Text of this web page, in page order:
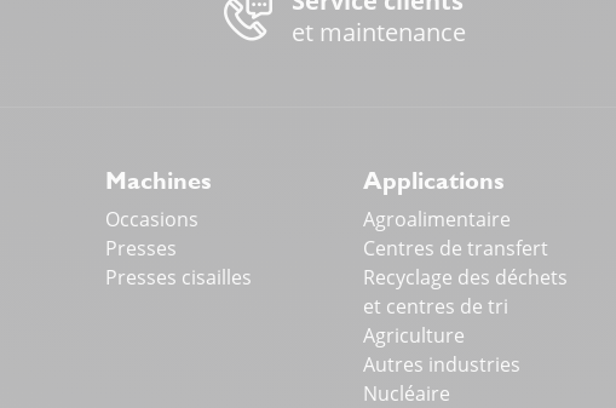
et maintenance
Machines
Occasions
Presses
Presses cisailles
Applications
Agroalimentaire
Centres de transfert
Recyclage des déchets
et centres de tri
Agriculture
Autres industries
Nucléaire